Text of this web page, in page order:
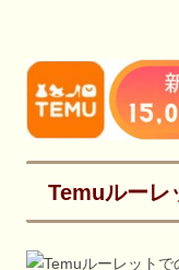
Temuルーレ